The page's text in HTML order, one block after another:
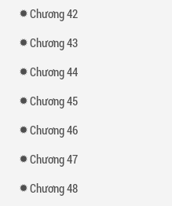
Chương 42
Chương 43
Chương 44
Chương 45
Chương 46
Chương 47
Chương 48